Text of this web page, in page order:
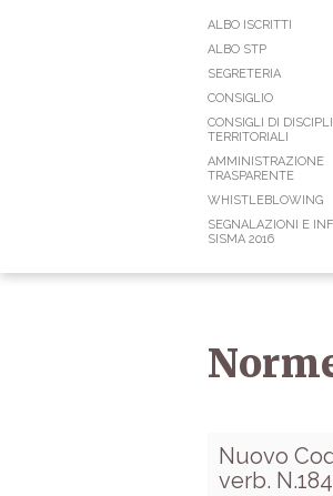
ALBO ISCRITTI
ALBO STP
SEGRETERIA
CONSIGLIO
CONSIGLI DI
TERRITORIALI
AMMINISTRAZIONE
TRASPARENTE
WHISTLEBLOWING
SEGNALAZIONI E
SISMA 2016
Nuovo
verb.